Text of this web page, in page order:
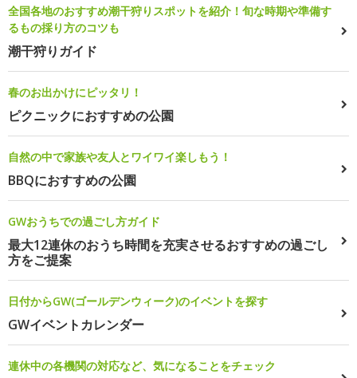
全国各地のおすすめ潮干狩りスポットを紹介！旬な時期や準備す
るもの採り方のコツも
潮干狩りガイド
春のお出かけにピッタリ！
ピクニックにおすすめの公園
自然の中で家族や友人とワイワイ楽しもう！
BBQにおすすめの公園
GWおうちでの過ごし方ガイド
最大12連休のおうち時間を充実させるおすすめの過ごし
方をご提案
日付からGW(ゴールデンウィーク)のイベントを探す
GWイベントカレンダー
連休中の各機関の対応など、気になることをチェック